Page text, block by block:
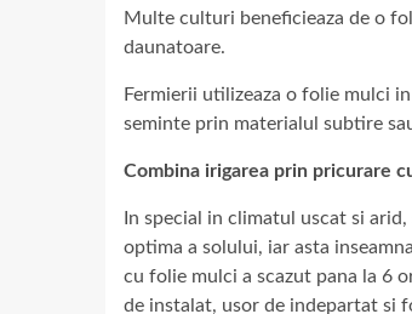
Multe culturi beneficieaza de o
daunatoare.
Fermierii utilizeaza o folie mulci
seminte prin materialul subtire
Combina irigarea prin pricurare
In special in climatul uscat si
optima a solului, iar asta
cu folie mulci a scazut pana la 6
de instalat, usor de indepartat si